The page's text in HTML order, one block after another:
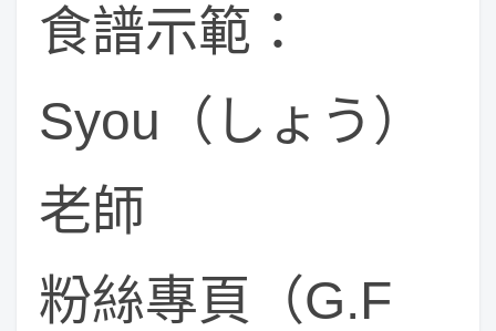
食譜示範：
Syou（しょう）
老師
粉絲專頁（G.F